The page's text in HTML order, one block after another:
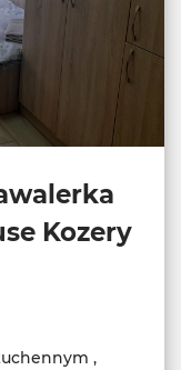
Kozery
,